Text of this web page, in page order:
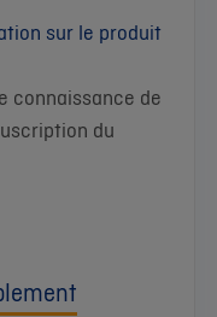
sur le produit
connaissance de
du